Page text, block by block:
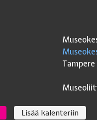
Tampere
Lisää kalenteriin